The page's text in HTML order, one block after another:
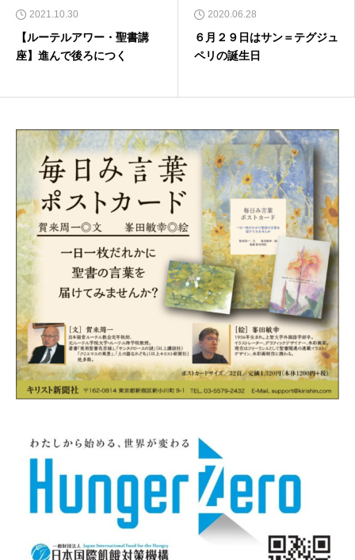
2021.10.30
【ルーテルアワー・聖書講
座】進んで後ろにつく
2020.06.28
６月２９日はサン＝テグジュ
ペリの誕生日